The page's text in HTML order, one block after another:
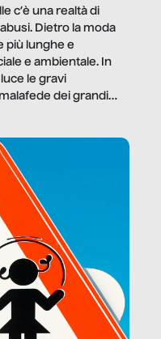
c’è una realtà di
Dietro la moda
più lunghe e
e ambientale. In
le gravi
dei grandi